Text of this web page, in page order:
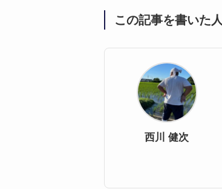
この記事を書いた人
西川 健次